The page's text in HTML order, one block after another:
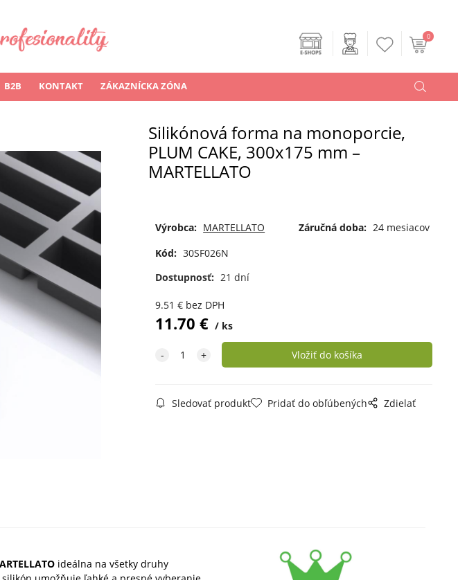
B2B KONTAKT ZÁKAZNÍCKA ZÓNA
0
Silikónová forma na monoporcie,
PLUM CAKE, 300x175 mm –
MARTELLATO
Výrobca: MARTELLATO Záručná doba: 24 mesiacov
Kód: 30SF026N
Dostupnosť: 21 dní
9.51 € bez DPH
11.70 € ks
Sledovať produkt Pridať do obľúbených Zdielať
ideálna na všetky druhy